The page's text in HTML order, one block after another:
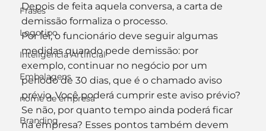
Frases
Logotipo
Inteligência Artificial
Embalagens
nome de empresa
Branding
Depois de feita aquela conversa, a carta de
demissão formaliza o processo.
Por lei, o funcionário deve seguir algumas
medidas quando pede demissão: por
exemplo, continuar no negócio por um
período de 30 dias, que é o chamado aviso
prévio. Você poderá cumprir este aviso prévio?
Se não, por quanto tempo ainda poderá ficar
na empresa? Esses pontos também devem